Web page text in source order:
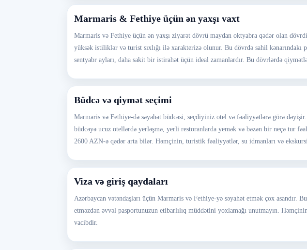
Marmaris & Fethiye üçün ən yaxşı vaxt
Marmaris və Fethiye üçün ən yaxşı ziyarət dövrü maydan oktyabra qədər olan
yüksək istiliklər və turist sıxlığı ilə xarakterizə olunur. Bu dövrdə sahil
sentyabr ayları, daha sakit bir istirahət üçün ideal zamanlardır. Bu dövrlərdə
Büdcə və qiymət seçimi
Marmaris və Fethiye-də səyahət büdcəsi, seçdiyiniz otel və fəaliyyətlərə görə
büdcəyə ucuz otellərdə yerləşmə, yerli restoranlarda yemək və bəzən bir neçə tur
2600 AZN-ə qədər arta bilər. Həmçinin, turistik fəaliyyətlər, su idmanları və
Viza və giriş qaydaları
Azərbaycan vətəndaşları üçün Marmaris və Fethiye-yə səyahət etmək çox
etməzdən əvvəl pasportunuzun etibarlılıq müddətini yoxlamağı unutmayın.
vacibdir.